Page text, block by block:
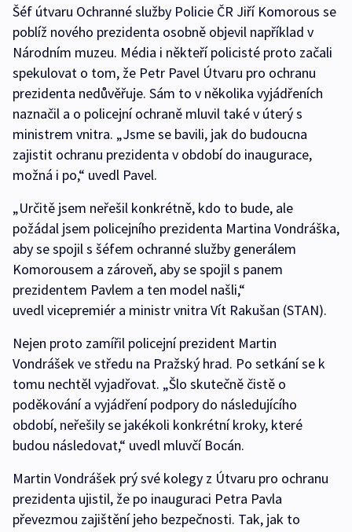
Šéf útvaru Ochranné služby Policie ČR Jiří Komorous se
poblíž nového prezidenta osobně objevil například v
Národním muzeu. Média i někteří policisté proto začali
spekulovat o tom, že Petr Pavel Útvaru pro ochranu
prezidenta nedůvěřuje. Sám to v několika vyjádřeních
naznačil a o policejní ochraně mluvil také v úterý s
ministrem vnitra. „Jsme se bavili, jak do budoucna
zajistit ochranu prezidenta v období do inaugurace,
možná i po,“ uvedl Pavel.
„Určitě jsem neřešil konkrétně, kdo to bude, ale
požádal jsem policejního prezidenta Martina Vondráška,
aby se spojil s šéfem ochranné služby generálem
Komorousem a zároveň, aby se spojil s panem
prezidentem Pavlem a ten model našli,“
uvedl vicepremiér a ministr vnitra Vít Rakušan (STAN).
Nejen proto zamířil policejní prezident Martin
Vondrášek ve středu na Pražský hrad. Po setkání se k
tomu nechtěl vyjadřovat. „Šlo skutečně čistě o
poděkování a vyjádření podpory do následujícího
období, neřešily se jakékoli konkrétní kroky, které
budou následovat,“ uvedl mluvčí Bocán.
Martin Vondrášek prý své kolegy z Útvaru pro ochranu
prezidenta ujistil, že po inauguraci Petra Pavla
převezmou zajištění jeho bezpečnosti. Tak, jak to